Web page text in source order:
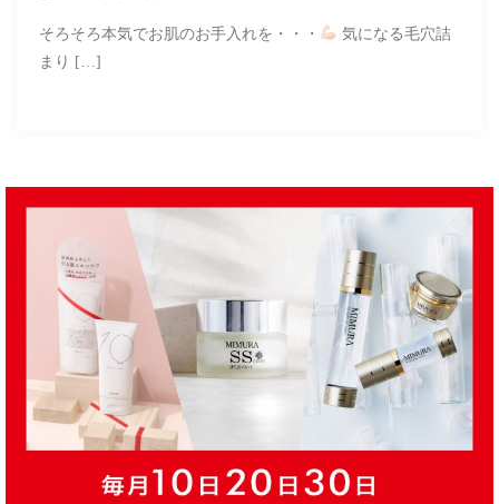
そろそろ本気でお肌のお手入れを・・・
気になる毛穴詰
まり […]